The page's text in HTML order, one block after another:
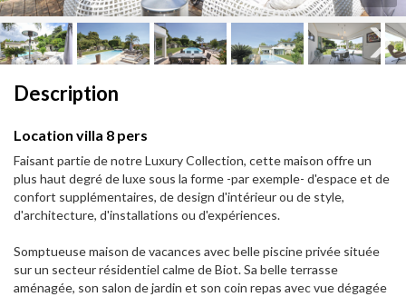
Description
Location villa 8 pers
Faisant partie de notre Luxury Collection, cette maison offre un
plus haut degré de luxe sous la forme -par exemple- d'espace et de
confort supplémentaires, de design d'intérieur ou de style,
d'architecture, d'installations ou d'expériences.
Somptueuse maison de vacances avec belle piscine privée située
sur un secteur résidentiel calme de Biot. Sa belle terrasse
aménagée, son salon de jardin et son coin repas avec vue dégagée